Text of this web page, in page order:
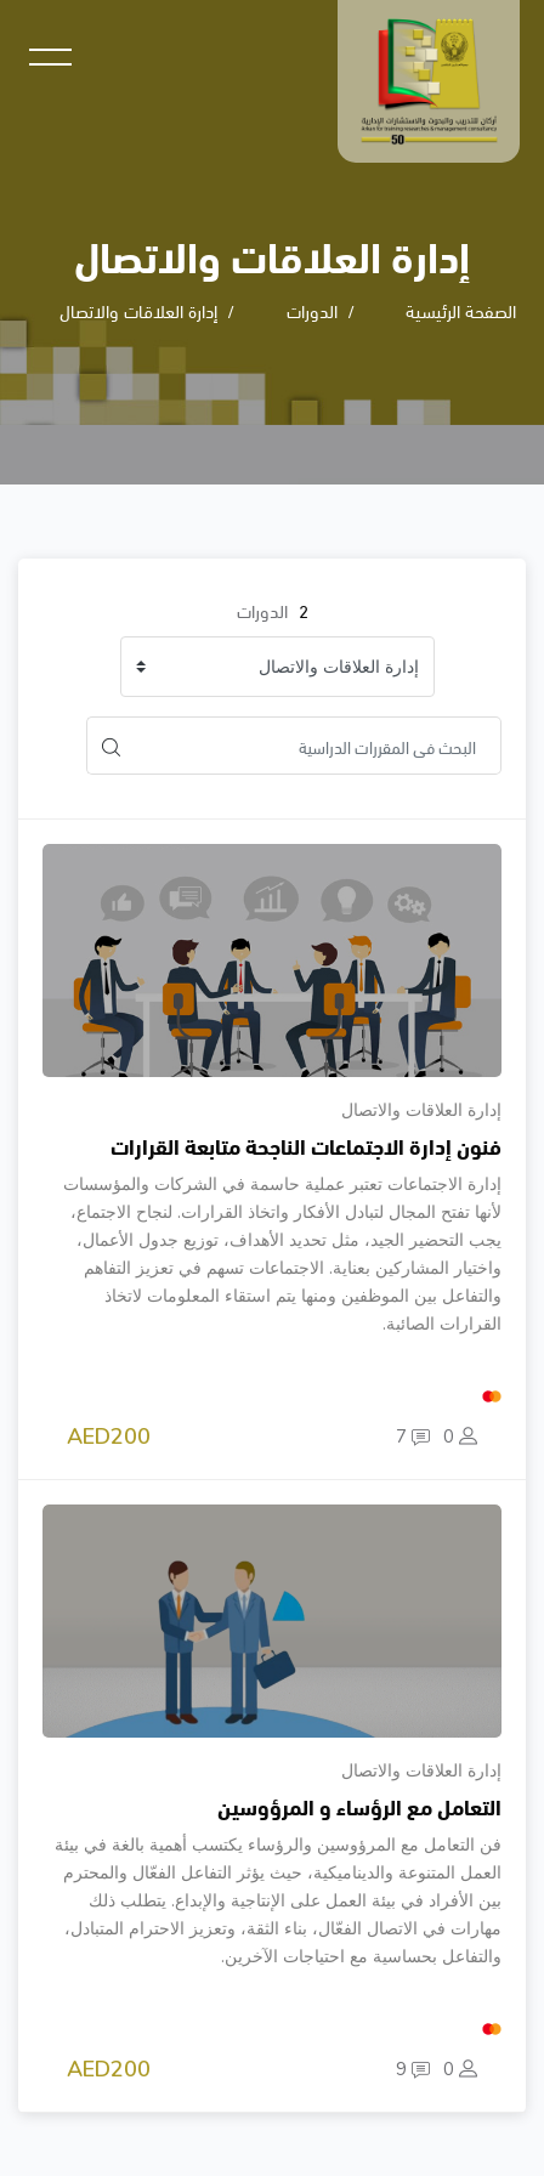
إدارة العلاقات والاتصال
الصفحة الرئيسية الدورات إدارة العلاقات والاتصال
2 الدورات
إدارة العلاقات والاتصال
فنون إدارة الاجتماعات الناجحة متابعة القرارات
إدارة الاجتماعات تعتبر عملية حاسمة في الشركات والمؤسسات
لأنها تفتح المجال لتبادل الأفكار واتخاذ القرارات. لنجاح الاجتماع،
يجب التحضير الجيد، مثل تحديد الأهداف، توزيع جدول الأعمال،
واختيار المشاركين بعناية. الاجتماعات تسهم في تعزيز التفاهم
والتفاعل بين الموظفين ومنها يتم استقاء المعلومات لاتخاذ
القرارات الصائبة.
0
7
AED200
إدارة العلاقات والاتصال
التعامل مع الرؤساء و المرؤوسين
فن التعامل مع المرؤوسين والرؤساء يكتسب أهمية بالغة في بيئة
العمل المتنوعة والديناميكية، حيث يؤثر التفاعل الفعّال والمحترم
بين الأفراد في بيئة العمل على الإنتاجية والإبداع. يتطلب ذلك
مهارات في الاتصال الفعّال، بناء الثقة، وتعزيز الاحترام المتبادل،
والتفاعل بحساسية مع احتياجات الآخرين.
0
9
AED200